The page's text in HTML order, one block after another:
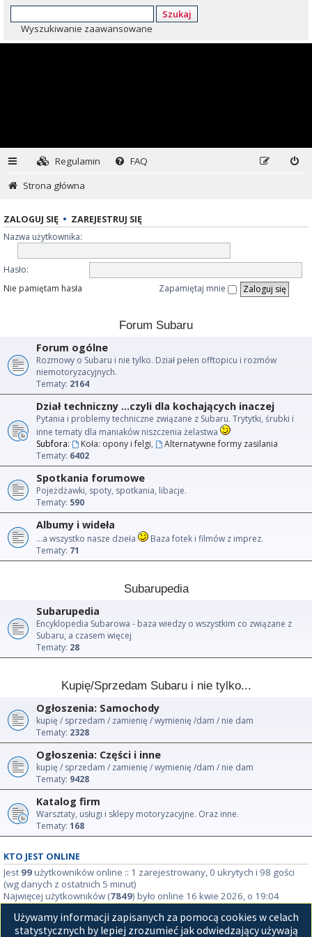
Szukaj
Wyszukiwanie zaawansowane
Regulamin
FAQ
Strona główna
ZALOGUJ SIĘ • ZAREJESTRUJ SIĘ
Nazwa użytkownika:
Hasło:
Nie pamiętam hasła
Zapamiętaj mnie
Forum Subaru
Forum ogólne
Rozmowy o Subaru i nie tylko. Dział pełen offtopicu i rozmów
niemotoryzacyjnych.
Tematy: 2164
Dział techniczny ...czyli dla kochających inaczej
Pytania i problemy techniczne związane z Subaru. Trytytki, śrubki i
inne tematy dla maniaków niszczenia żelastwa
Subfora:
Koła: opony i felgi,
Alternatywne formy zasilania
Tematy: 6402
Spotkania forumowe
Pojeżdżawki, spoty, spotkania, libacje.
Tematy: 590
Albumy i wideła
...a wszystko nasze dzieła
Baza fotek i filmów z imprez.
Tematy: 71
Subarupedia
Subarupedia
Encyklopedia Subarowa - baza wiedzy o wszystkim co związane z
Subaru, a czasem więcej
Tematy: 28
Kupię/Sprzedam Subaru i nie tylko...
Ogłoszenia: Samochody
kupię / sprzedam / zamienię / wymienię /dam / nie dam
Tematy: 2328
Ogłoszenia: Części i inne
kupię / sprzedam / zamienię / wymienię /dam / nie dam
Tematy: 9428
Katalog firm
Warsztaty, usługi i sklepy motoryzacyjne. Oraz inne.
Tematy: 168
KTO JEST ONLINE
Jest 99użytkowników online :: 1 zarejestrowany, 0 ukrytych i 98 gości
(wg danych z ostatnich 5 minut)
Najwięcej użytkowników (7849) było online 16 kwie 2026, o 19:04
STATYSTYKI
Używamy informacji zapisanych za pomocą cookies w celach
statystycznych by lepiej zrozumieć jak odwiedzający używają